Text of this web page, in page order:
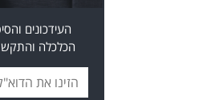
העידכונים
הכלכלה